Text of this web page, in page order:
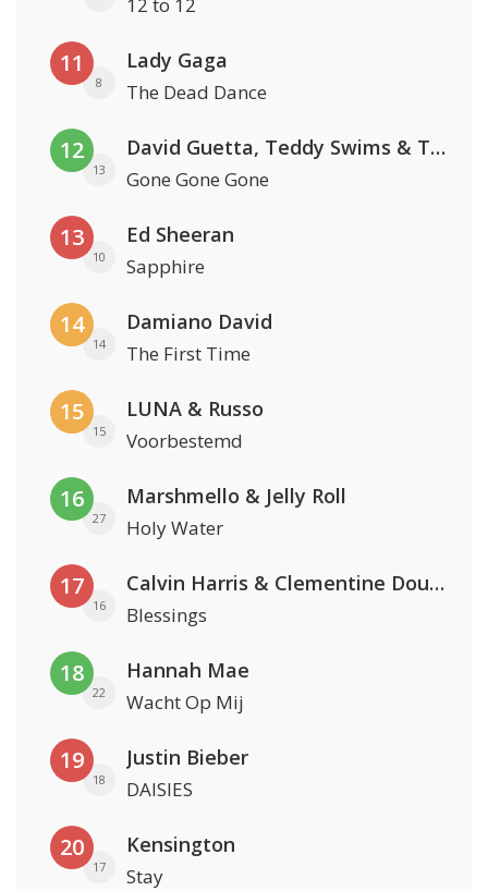
12 to 12
11
8
Lady Gaga
The Dead Dance
12
13
David Guetta, Teddy Swims & Tones And I
Gone Gone Gone
13
10
Ed Sheeran
Sapphire
14
14
Damiano David
The First Time
15
15
LUNA & Russo
Voorbestemd
16
27
Marshmello & Jelly Roll
Holy Water
17
16
Calvin Harris & Clementine Douglas
Blessings
18
22
Hannah Mae
Wacht Op Mij
19
18
Justin Bieber
DAISIES
20
17
Kensington
Stay